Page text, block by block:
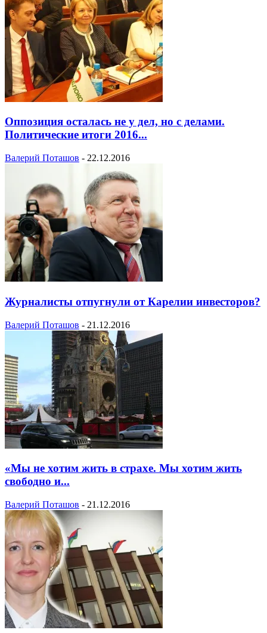
Оппозиция осталась не у дел, но с делами.
Политические итоги 2016...
Валерий Поташов - 22.12.2016
Журналисты отпугнули от Карелии инвесторов?
Валерий Поташов - 21.12.2016
«Мы не хотим жить в страхе. Мы хотим жить
свободно и...
Валерий Поташов - 21.12.2016